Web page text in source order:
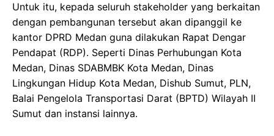
Untuk itu, kepada seluruh stakeholder yang berkaitan
dengan pembangunan tersebut akan dipanggil ke
kantor DPRD Medan guna dilakukan Rapat Dengar
Pendapat (RDP). Seperti Dinas Perhubungan Kota
Medan, Dinas SDABMBK Kota Medan, Dinas
Lingkungan Hidup Kota Medan, Dishub Sumut, PLN,
Balai Pengelola Transportasi Darat (BPTD) Wilayah II
Sumut dan instansi lainnya.